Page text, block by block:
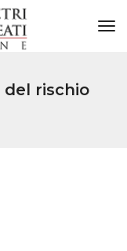
del rischio